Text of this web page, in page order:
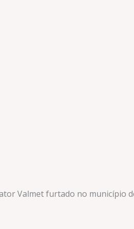
Valmet furtado no município